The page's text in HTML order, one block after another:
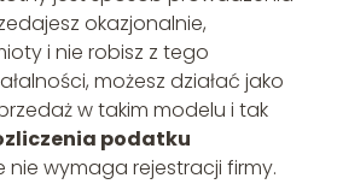
okazjonalnie,
i nie robisz z tego
możesz działać jako
w takim modelu i tak
podatku
nie wymaga rejestracji firmy.